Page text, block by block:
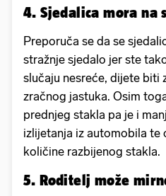
4. Sjedalica mora na
Preporuča se da se
stražnje sjedalo jer ste
slučaju nesreće, dijete biti
zračnog jastuka. Osim
prednjeg stakla pa je i
izlijetanja iz automobila te
količine razbijenog stakla.
5. Roditelj može